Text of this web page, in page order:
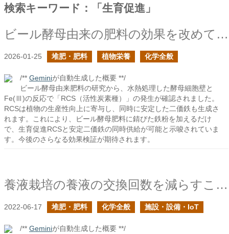
検索キーワード：「生育促進」
ビール酵母由来の肥料の効果を改めて考えてみたの続き
2026-01-25 堆肥・肥料 植物栄養 化学全般
/** Geminiが自動生成した概要 **/
ビール酵母由来肥料の研究から、水熱処理した酵母細胞壁と
Fe(Ⅲ)の反応で「RCS（活性炭素種）」の発生が確認されました。
RCSは植物の生産性向上に寄与し、同時に安定した二価鉄も生成さ
れます。これにより、ビール酵母肥料に錆びた鉄粉を加えるだけ
で、生育促進RCSと安定二価鉄の同時供給が可能と示唆されていま
す。今後のさらなる効果検証が期待されます。
養液栽培の養液の交換回数を減らすことは可能か？の続き
2022-06-17 堆肥・肥料 化学全般 施設・設備・IoT
/** Geminiが自動生成した概要 **/